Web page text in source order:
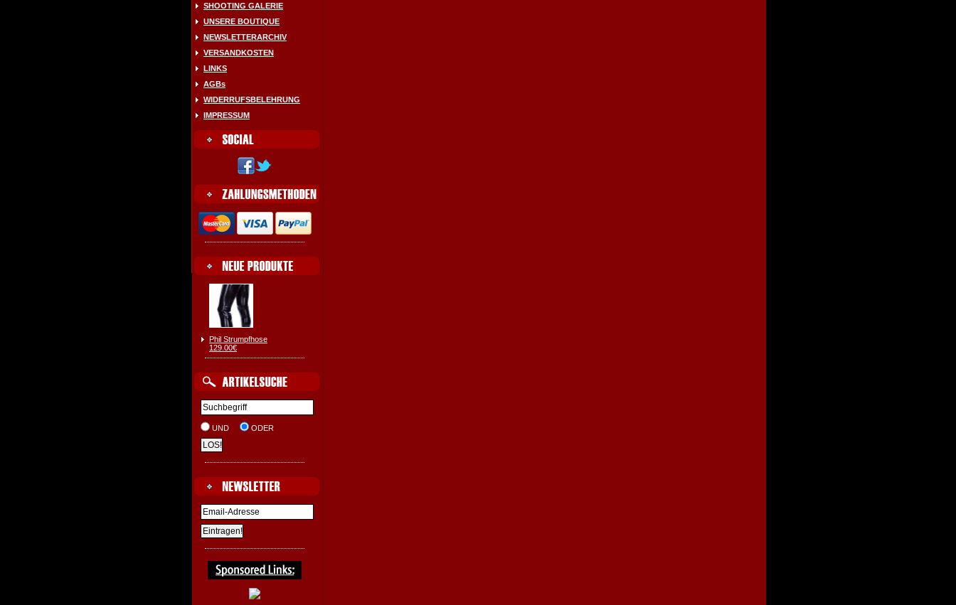
SHOOTING GALERIE
UNSERE BOUTIQUE
NEWSLETTERARCHIV
VERSANDKOSTEN
LINKS
AGBs
WIDERRUFSBELEHRUNG
IMPRESSUM
Phil Strumpfhose
129.00€
UND ODER